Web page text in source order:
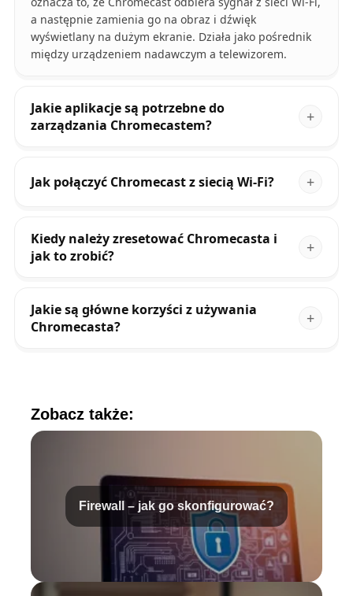
a następnie zamienia go na obraz i dźwięk
wyświetlany na dużym ekranie. Działa jako pośrednik
między urządzeniem nadawczym a telewizorem.
Jakie aplikacje są potrzebne do
zarządzania Chromecastem?
Jak połączyć Chromecast z siecią Wi-Fi?
Kiedy należy zresetować Chromecasta i
jak to zrobić?
Jakie są główne korzyści z używania
Chromecasta?
Zobacz także:
Firewall – jak go skonfigurować?